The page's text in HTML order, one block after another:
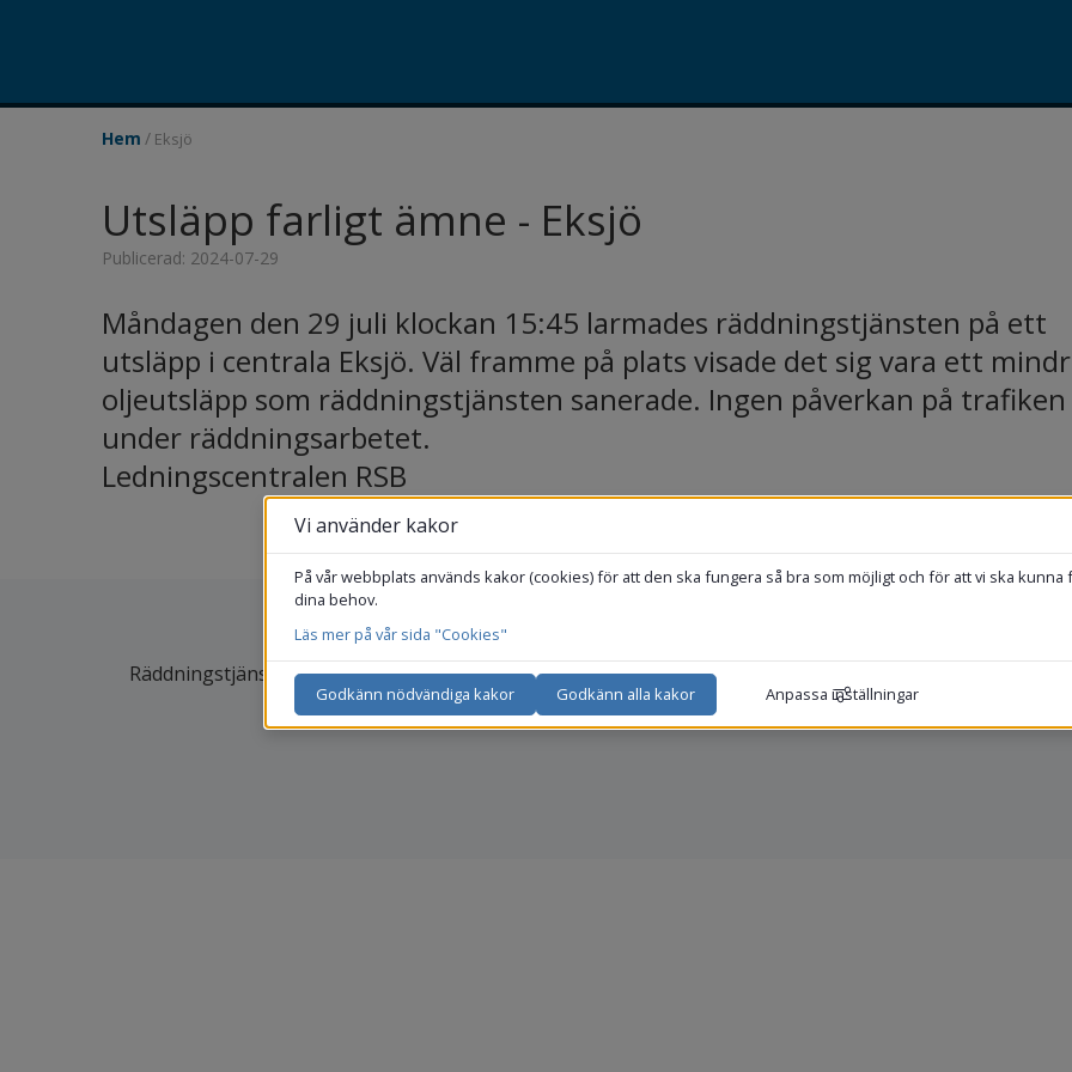
Vi använder kakor
På vår webbplats används kakor (cookies) för att den ska fungera så bra som möjligt och för att vi ska
dina behov.
Läs mer på vår sida "Cookies"
Godkänn nödvändiga kakor Godkänn alla kakor Anpassa inställningar
Hem / Eksjö
Utsläpp farligt ämne - Eksjö
Publicerad: 2024-07-29
Måndagen den 29 juli klockan 15:45 larmades räddningstjänsten på ett
utsläpp i centrala Eksjö. Väl framme på plats visade det sig vara ett
oljeutsläpp som räddningstjänsten sanerade. Ingen påverkan på trafiken
under räddningsarbetet.
Ledningscentralen RSB
Räddningstjänstsamverkan Småland-Blekinge Hur hanterar vi kakor (cookies)?